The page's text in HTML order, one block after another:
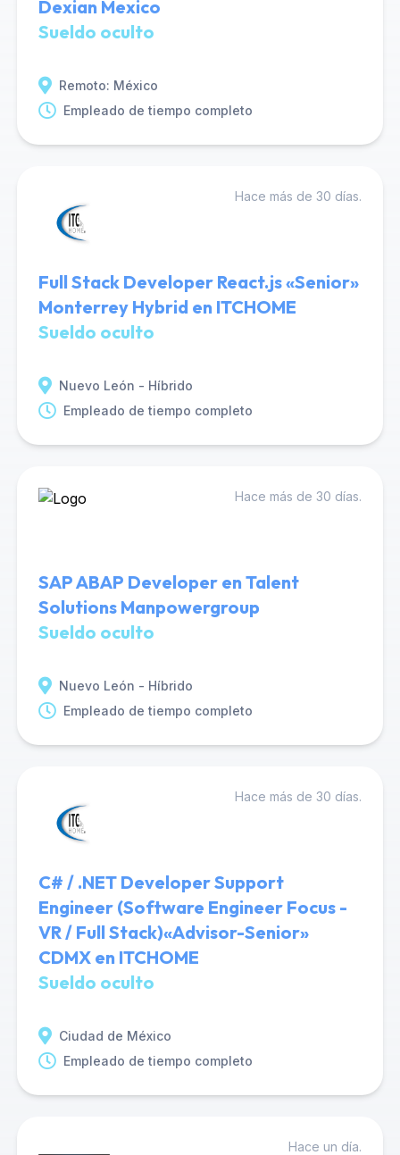
Dexian Mexico
Sueldo oculto
Remoto: México
Empleado de tiempo completo
Hace más de 30 días.
Full Stack Developer React.js «Senior»
Monterrey Hybrid en ITCHOME
Sueldo oculto
Nuevo León - Híbrido
Empleado de tiempo completo
Hace más de 30 días.
SAP ABAP Developer en Talent
Solutions Manpowergroup
Sueldo oculto
Nuevo León - Híbrido
Empleado de tiempo completo
Hace más de 30 días.
C# / .NET Developer Support
Engineer (Software Engineer Focus -
VR / Full Stack)«Advisor-Senior»
CDMX en ITCHOME
Sueldo oculto
Ciudad de México
Empleado de tiempo completo
Hace un día.